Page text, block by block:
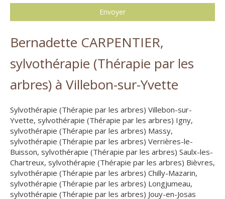
Envoyer
Bernadette CARPENTIER,
sylvothérapie (Thérapie par les
arbres) à Villebon-sur-Yvette
Sylvothérapie (Thérapie par les arbres) Villebon-sur-
Yvette, sylvothérapie (Thérapie par les arbres) Igny,
sylvothérapie (Thérapie par les arbres) Massy,
sylvothérapie (Thérapie par les arbres) Verrières-le-
Buisson, sylvothérapie (Thérapie par les arbres) Saulx-les-
Chartreux, sylvothérapie (Thérapie par les arbres) Bièvres,
sylvothérapie (Thérapie par les arbres) Chilly-Mazarin,
sylvothérapie (Thérapie par les arbres) Longjumeau,
sylvothérapie (Thérapie par les arbres) Jouy-en-Josas